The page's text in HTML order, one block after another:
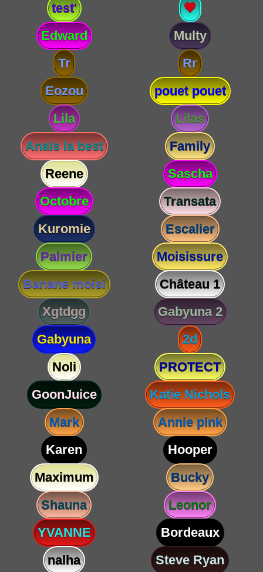
test'
💗
Edward
Multy
Tr
Rr
Eozou
pouet pouet
Lila
Lilas
Anaïs la best
Family
Reene
Sascha
Octobre
Transata
Kuromie
Escalier
Palmier
Moisissure
Banane moisi
Château 1
Xgtdgg
Gabyuna 2
Gabyuna
2d
Noli
PROTECT
GoonJuice
Katie Nichols
Mark
Annie pink
Karen
Hooper
Maximum
Bucky
Shauna
Leonor
YVANNE
Bordeaux
nalha
Steve Ryan